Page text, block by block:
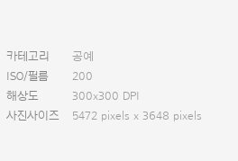
카테고리
공예
ISO/필름
200
해상도
300x300 DPI
사진사이즈 5472 pixels x 3648 pixels